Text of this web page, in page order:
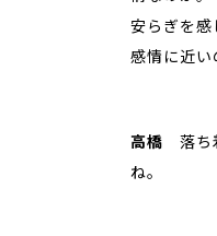
安らぎを
感情に近い
高橋 落ち
ね。